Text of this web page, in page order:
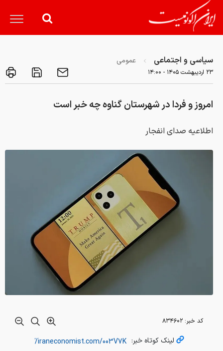
سیاسی و اجتماعی عمومی
۲۳ ارديبهشت ۱۴۰۵ - ۱۴:۰۰
امروز و فردا در شهرستان گناوه چه خبر است
اطلاعیه صدای انفجار
کد خبر: ۸۳۴۶۰۲
لینک کوتاه خبر: